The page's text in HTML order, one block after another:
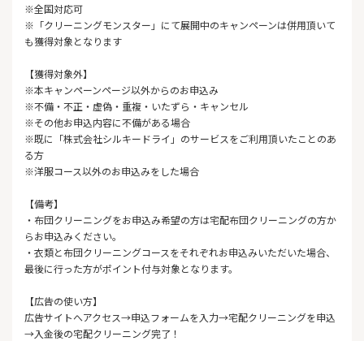
※全国対応可
※「クリーニングモンスター」にて展開中のキャンペーンは併用頂いて
も獲得対象となります
【獲得対象外】
※本キャンペーンページ以外からのお申込み
※不備・不正・虚偽・重複・いたずら・キャンセル
※その他お申込内容に不備がある場合
※既に「株式会社シルキードライ」のサービスをご利用頂いたことのあ
る方
※洋服コース以外のお申込みをした場合
【備考】
・布団クリーニングをお申込み希望の方は宅配布団クリーニングの方か
らお申込みください。
・衣類と布団クリーニングコースをそれぞれお申込みいただいた場合、
最後に行った方がポイント付与対象となります。
【広告の使い方】
広告サイトへアクセス→申込フォームを入力→宅配クリーニングを申込
→入金後の宅配クリーニング完了！